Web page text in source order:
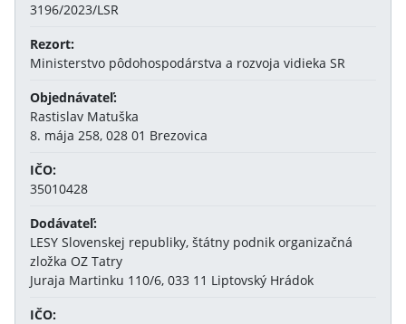
3196/2023/LSR
Rezort:
Ministerstvo pôdohospodárstva a rozvoja vidieka SR
Objednávateľ:
Rastislav Matuška
8. mája 258, 028 01 Brezovica
IČO:
35010428
Dodávateľ:
LESY Slovenskej republiky, štátny podnik organizačná
zložka OZ Tatry
Juraja Martinku 110/6, 033 11 Liptovský Hrádok
IČO: